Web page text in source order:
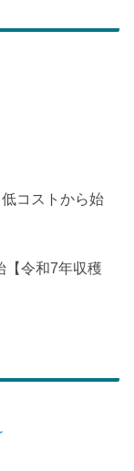
コストから始
【令和7年収穫